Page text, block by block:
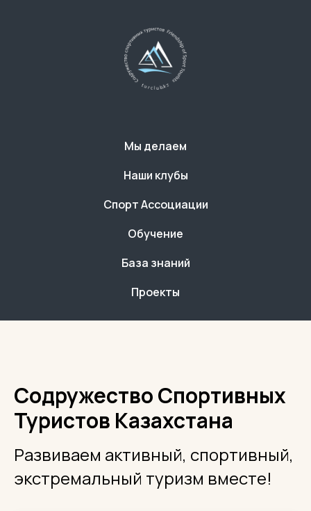
Мы делаем
Наши клубы
Спорт Ассоциации
Обучение
База знаний
Проекты
Содружество Спортивных
Туристов Казахстана
Развиваем активный, спортивный,
экстремальный туризм вместе!